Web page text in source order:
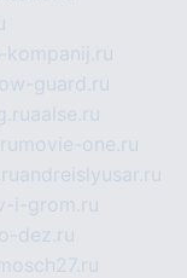
guard.ru
aalse.ru
movie-one.ru
andreislyusar.ru
i-grom.ru
dez.ru